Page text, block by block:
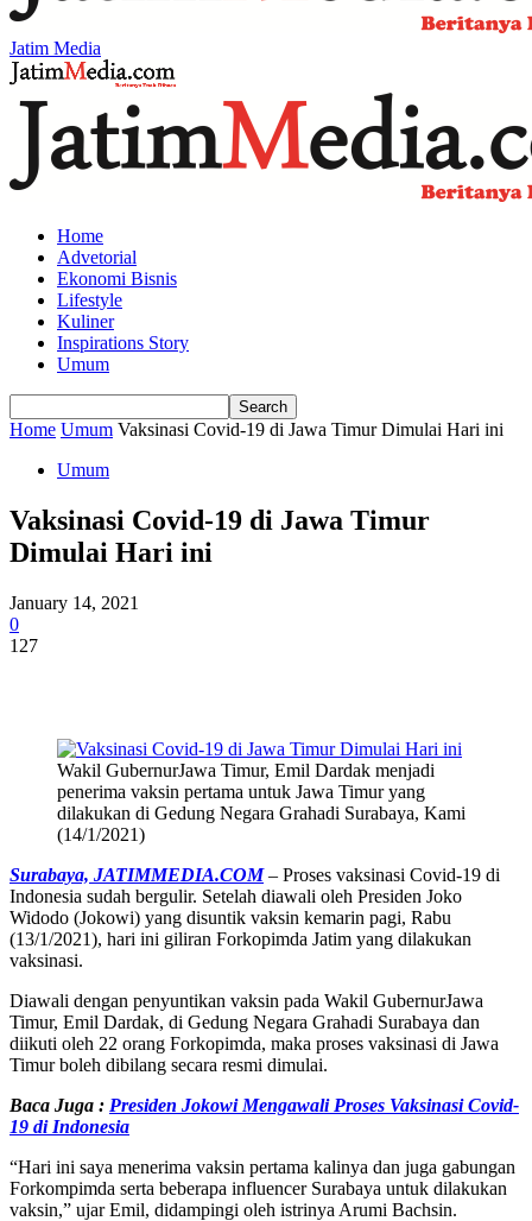
Jatim Media
Home
Advetorial
Ekonomi Bisnis
Lifestyle
Kuliner
Inspirations Story
Umum
Home Umum Vaksinasi Covid-19 di Jawa Timur Dimulai Hari ini
Umum
Vaksinasi Covid-19 di Jawa Timur
Dimulai Hari ini
January 14, 2021
0
127
Wakil GubernurJawa Timur, Emil Dardak menjadi
penerima vaksin pertama untuk Jawa Timur yang
dilakukan di Gedung Negara Grahadi Surabaya, Kami
(14/1/2021)
Surabaya, JATIMMEDIA.COM– Proses vaksinasi Covid-19 di
Indonesia sudah bergulir. Setelah diawali oleh Presiden Joko
Widodo (Jokowi) yang disuntik vaksin kemarin pagi, Rabu
(13/1/2021), hari ini giliran Forkopimda Jatim yang dilakukan
vaksinasi.
Diawali dengan penyuntikan vaksin pada Wakil GubernurJawa
Timur, Emil Dardak, di Gedung Negara Grahadi Surabaya dan
diikuti oleh 22 orang Forkopimda, maka proses vaksinasi di Jawa
Timur boleh dibilang secara resmi dimulai.
Baca Juga : Presiden Jokowi Mengawali Proses Vaksinasi Covid-
19 di Indonesia
“Hari ini saya menerima vaksin pertama kalinya dan juga gabungan
Forkompimda serta beberapa influencer Surabaya untuk dilakukan
vaksin,” ujar Emil, didampingi oleh istrinya Arumi Bachsin.